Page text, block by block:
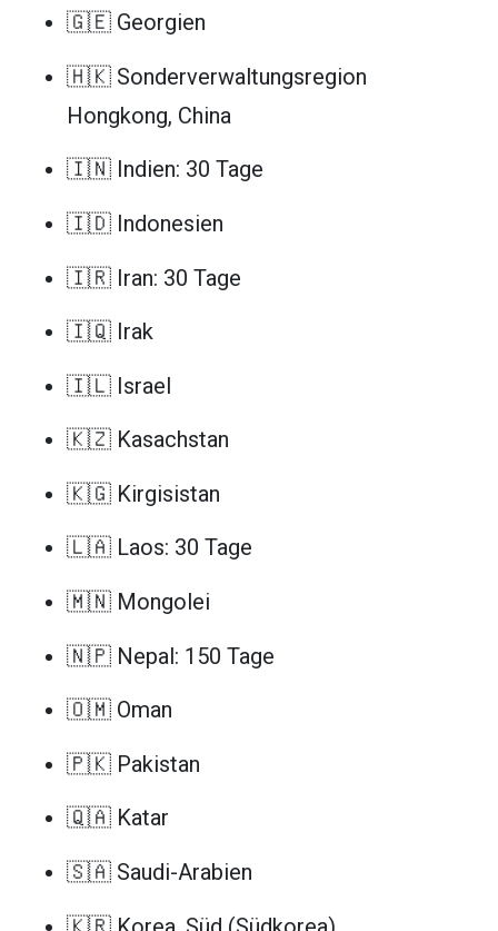
🇬🇪 Georgien
🇭🇰 Sonderverwaltungsregion
Hongkong, China
🇮🇳 Indien: 30 Tage
🇮🇩 Indonesien
🇮🇷 Iran: 30 Tage
🇮🇶 Irak
🇮🇱 Israel
🇰🇿 Kasachstan
🇰🇬 Kirgisistan
🇱🇦 Laos: 30 Tage
🇲🇳 Mongolei
🇳🇵 Nepal: 150 Tage
🇴🇲 Oman
🇵🇰 Pakistan
🇶🇦 Katar
🇸🇦 Saudi-Arabien